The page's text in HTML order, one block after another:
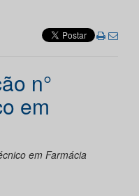
n°
em
em Farmácia